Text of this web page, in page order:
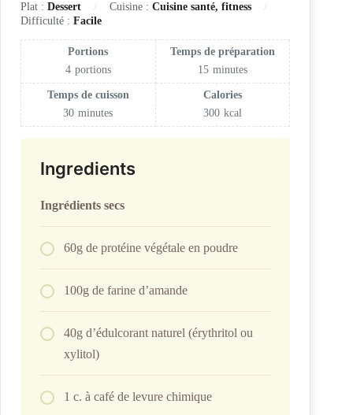
Plat : Dessert Cuisine : Cuisine santé, fitness
Difficulté : Facile
Portions
4 portions
Temps de préparation
15 minutes
Temps de cuisson
30 minutes
Calories
300 kcal
Ingredients
Ingrédients secs
60g de protéine végétale en poudre
100g de farine d’amande
40g d’édulcorant naturel (érythritol ou
xylitol)
1 c. à café de levure chimique